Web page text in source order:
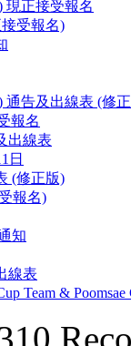
現正接受報名
受報名)
通告及出線表 (修
報名
出線表
日
(修正版)
報名)
知
線表
Team & Poomsae